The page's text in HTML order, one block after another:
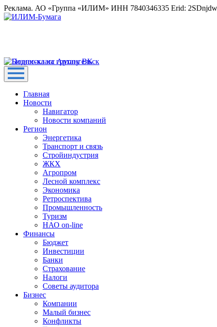
Реклама. АО «Группа «ИЛИМ» ИНН 7840346335 Erid:
Главная
Новости
Навигатор
Новости компаний
Регион
Энергетика
Транспорт и связь
Стройиндустрия
ЖКХ
Агропром
Лесной комплекс
Экономика
Ретроспектива
Промышленность
Туризм
НАО on-line
Финансы
Бюджет
Инвестиции
Банки
Страхование
Налоги
Советы аудитора
Бизнес
Компании
Малый бизнес
Конфликты